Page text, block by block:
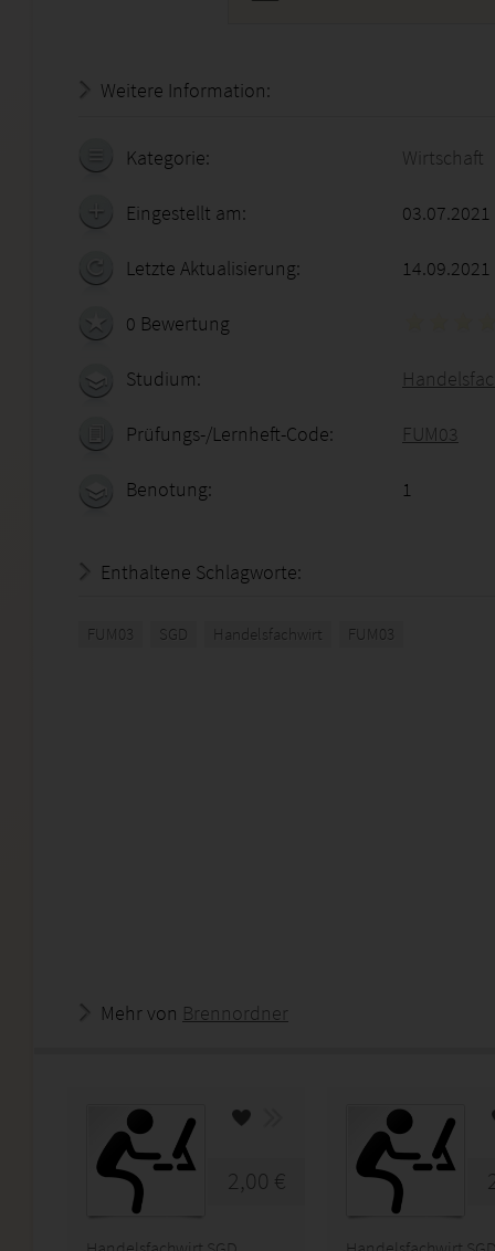
Weitere Information:
Kategorie: Wirtschaft
Eingestellt am:
Letzte Aktualisierung: 14.09.2021
0 Bewertung
Studium:
Prüfungs-/Lernheft-Code: FUM03
Benotung: 1
Enthaltene Schlagworte:
FUM03 SGD Handelsfachwirt FUM03
Mehr von Brennordner
2,00 €